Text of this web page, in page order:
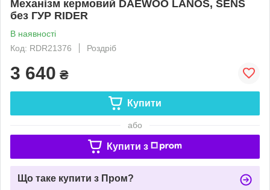
Механізм кермовий DAEWOO LANOS, SENS
без ГУР RIDER
В наявності
Код: RDR21376
Роздріб
3 640 ₴
Купити
або
Купити з
Що таке купити з Пром?